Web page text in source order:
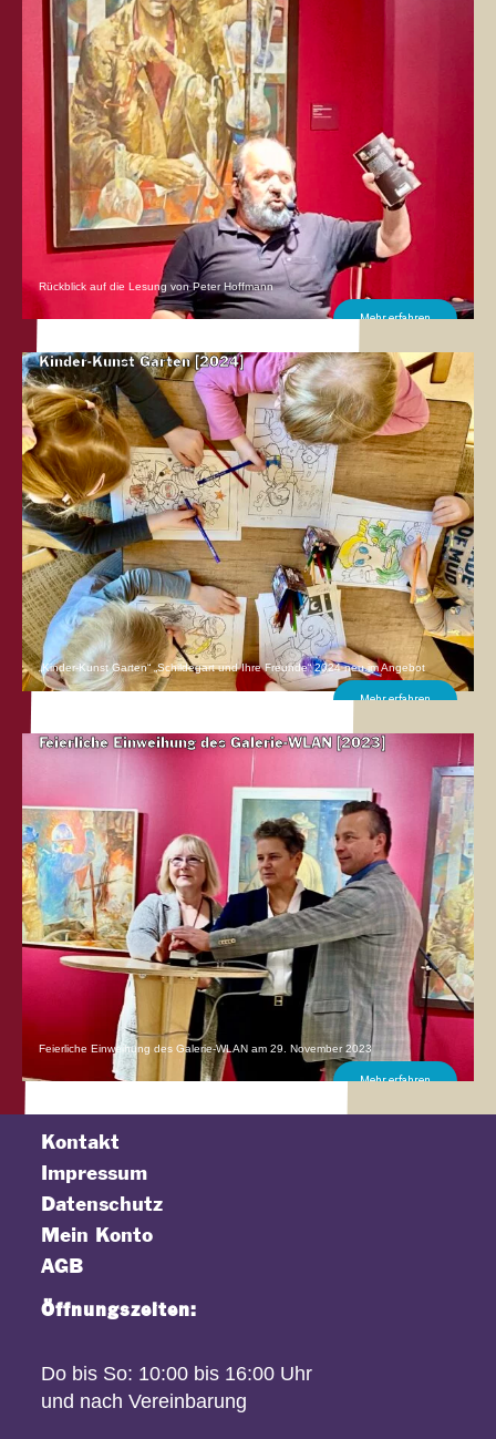
Rückblick auf die Lesung von Peter Hoffmann
Mehr erfahren
Kinder-Kunst Garten [2024]
„Kinder-Kunst Garten“ „Schildegart und Ihre Freunde“ 2024 neu im Angebot
Mehr erfahren
Feierliche Einweihung des Galerie-WLAN [2023]
Feierliche Einweihung des Galerie-WLAN am 29. November 2023
Mehr erfahren
Kontakt
Impressum
Datenschutz
Mein Konto
AGB
Öffnungszeiten:
Do bis So: 10:00 bis 16:00 Uhr
und nach Vereinbarung